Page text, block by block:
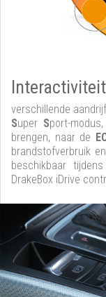
verschillende
Super Sport-
brengen, naar de
brandstofverbruik
beschikbaar
DrakeBox iDrive